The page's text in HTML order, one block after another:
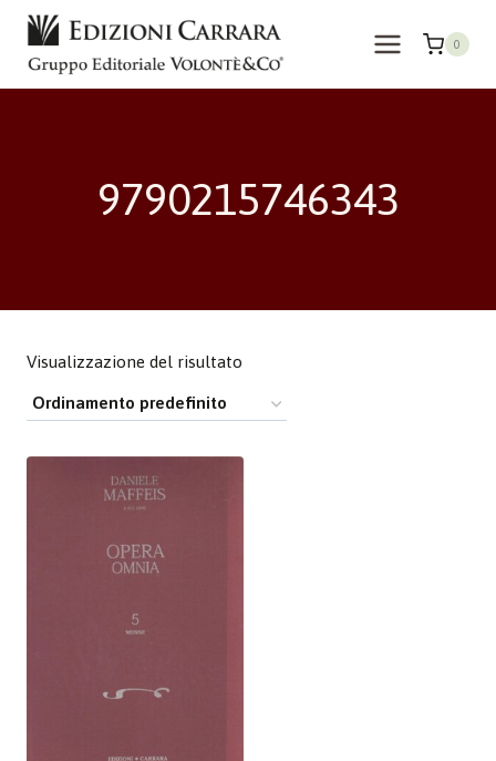
Salta
contenuto
0
9790215746343
Visualizzazione del risultato